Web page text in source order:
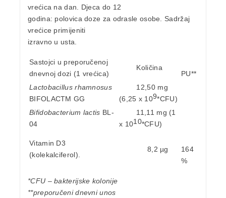
vrećica na dan. Djeca do 12
godina: polovica doze za odrasle osobe. Sadržaj
vrećice primijeniti
izravno u usta.
Sastojci u preporučenoj
dnevnoj dozi (1 vrećica)
Količina
PU**
Lactobacillus rhamnosus
BIFOLACTM GG
12,50 mg
(6,25 x 109*CFU)
Bifidobacterium lactis BL-
04
11,11 mg (1
x 1010*CFU)
Vitamin D3
(kolekalciferol).
8,2 µg
164
%
*CFU – bakterijske kolonije
**preporučeni dnevni unos